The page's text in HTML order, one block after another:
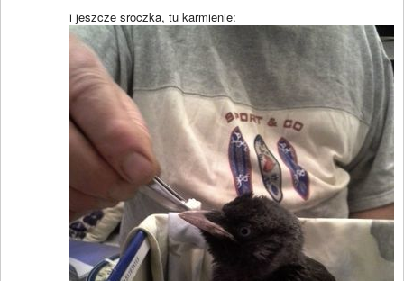
i jeszcze sroczka, tu karmienie: